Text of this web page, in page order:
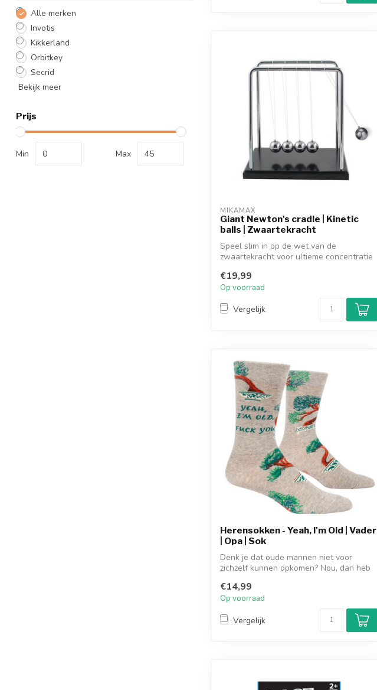
Alle merken
Invotis
Kikkerland
Orbitkey
Secrid
Bekijk meer
Prijs
Min Max
MIKAMAX
Giant Newton's cradle | Kinetic
balls | Zwaartekracht
Speel slim in op de wet van de
zwaartekracht voor ultieme concentratie
€19,99
Op voorraad
Vergelijk
Herensokken - Yeah, I'm Old | Vader
| Opa | Sok
Denk je dat oude mannen niet voor
zichzelf kunnen opkomen? Nou, dan heb
€14,99
Op voorraad
Vergelijk